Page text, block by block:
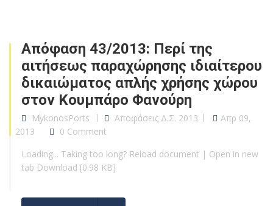
Απόφαση 43/2013: Περί της
αιτήσεως παραχώρησης ιδιαίτερου
δικαιώματος απλής χρήσης χώρου
στον Κουμπάρο Φανούρη
MykonosPorts Αποφάσεις Δ.Σ. 2013
Απρ 09,
2013
0 Comment
Loading... Taking too long? Reload document | Open in new
tab Download [0.98 KB]